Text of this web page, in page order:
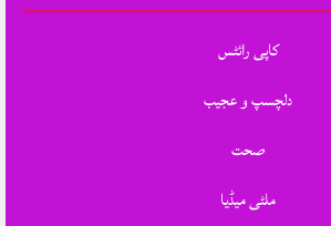
کاپی رائٹس
دلچسپ و عجیب
صحت
ملٹی میڈیا